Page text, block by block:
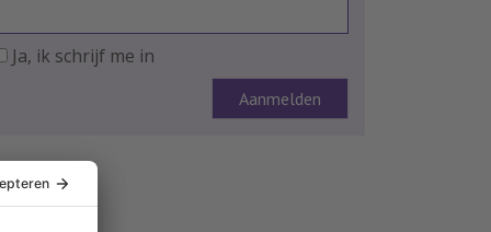
Ja, ik schrijf me in